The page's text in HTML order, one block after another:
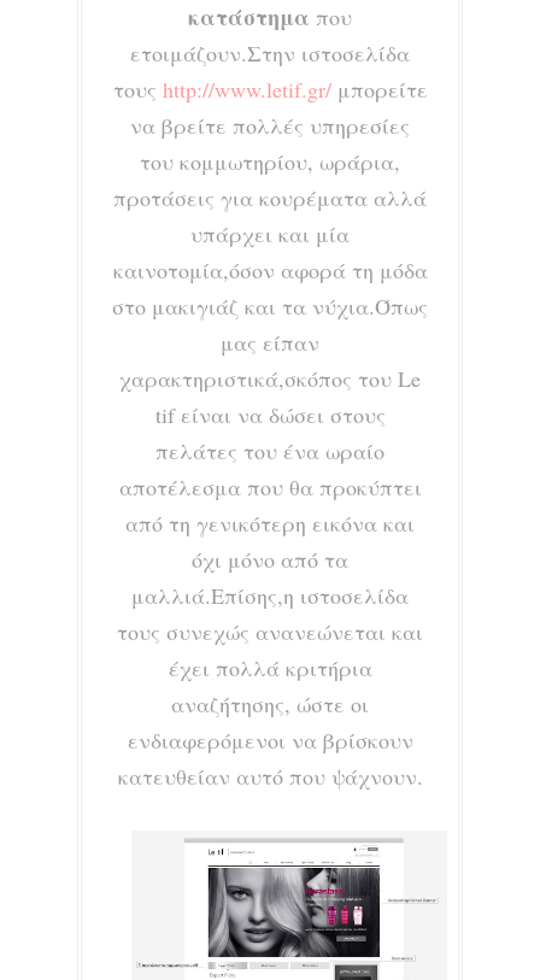
κατάστημα που
ετοιμάζουν.Στην ιστοσελίδα
τους http://www.letif.gr/μπορείτε
να βρείτε πολλές υπηρεσίες
του κομμωτηρίου, ωράρια,
προτάσεις για κουρέματα αλλά
υπάρχει και μία
καινοτομία,όσον αφορά τη μόδα
στο μακιγιάζ και τα νύχια.Όπως
μας είπαν
χαρακτηριστικά,σκόπος του Le
tif είναι να δώσει στους
πελάτες του ένα ωραίο
αποτέλεσμα που θα προκύπτει
από τη γενικότερη εικόνα και
όχι μόνο από τα
μαλλιά.Επίσης,η ιστοσελίδα
τους συνεχώς ανανεώνεται και
έχει πολλά κριτήρια
αναζήτησης, ώστε οι
ενδιαφερόμενοι να βρίσκουν
κατευθείαν αυτό που ψάχνουν.